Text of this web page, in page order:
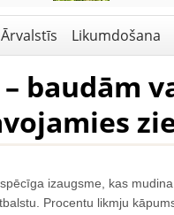
Ārvalstīs Likumdošana
baudām
izaugsme, kas
Procentu likmju